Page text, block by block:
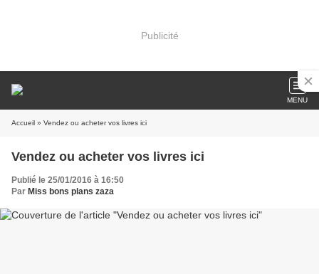
Publicité
MENU
Accueil » Vendez ou acheter vos livres ici
Vendez ou acheter vos livres ici
Publié le 25/01/2016 à 16:50
Par Miss bons plans zaza